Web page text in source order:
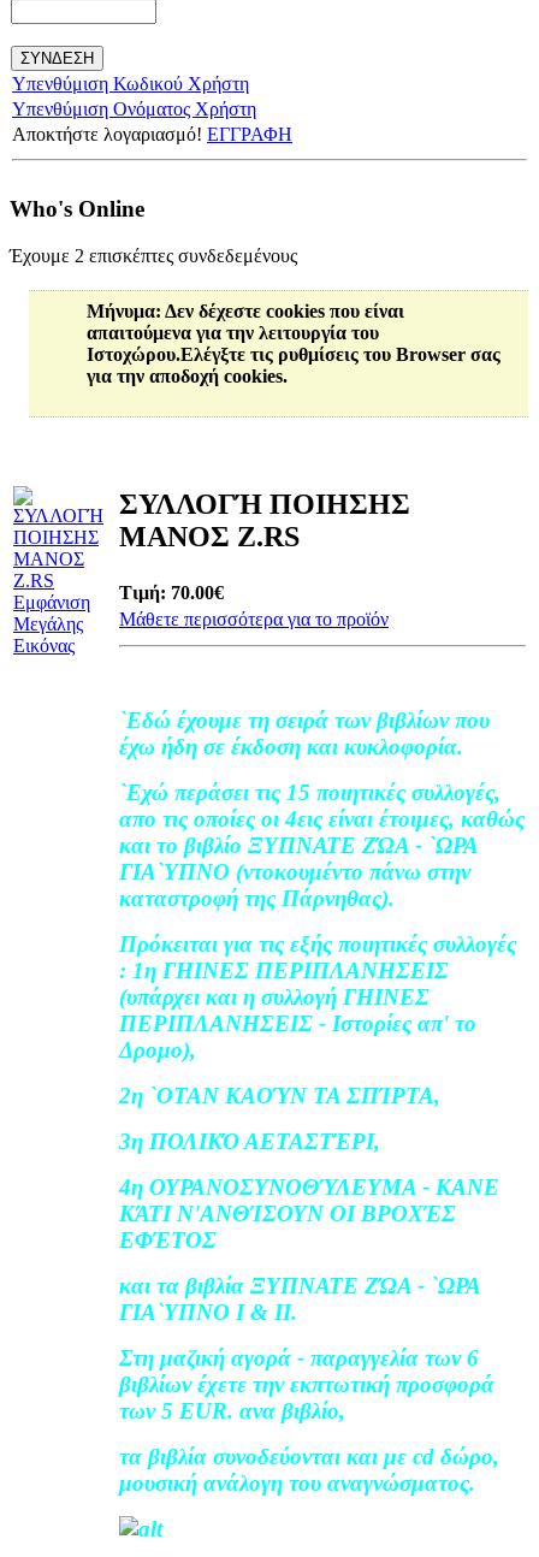
Υπενθύμιση Κωδικού Χρήστη
Υπενθύμιση Ονόματος Χρήστη
Αποκτήστε λογαριασμό! ΕΓΓΡΑΦΗ
Who's Online
Έχουμε 2 επισκέπτες συνδεδεμένους
Μήνυμα: Δεν δέχεστε cookies που είναι
απαιτούμενα για την λειτουργία του
Ιστοχώρου.Ελέγξτε τις ρυθμίσεις του Browser σας
για την αποδοχή cookies.
Εμφάνιση
Μεγάλης
Εικόνας
ΣΥΛΛΟΓΉ ΠΟΙΗΣΗΣ
ΜΑΝΟΣ Ζ.RS
Τιμή: 70.00€
Μάθετε περισσότερα για το προϊόν
`Εδώ έχουμε τη σειρά των βιβλίων που
έχω ήδη σε έκδοση και κυκλοφορία.
`Εχώ περάσει τις 15 ποιητικές συλλογές,
απο τις οποίες οι 4εις είναι έτοιμες, καθώς
και το βιβλίο ΞΥΠΝΑΤΕ ΖΏΑ - `ΩΡΑ
ΓΙΑ`ΥΠΝΟ (ντοκουμέντο πάνω στην
καταστροφή της Πάρνηθας).
Πρόκειται για τις εξής ποιητικές συλλογές
: 1η ΓΗΙΝΕΣ ΠΕΡΙΠΛΑΝΗΣΕΙΣ
(υπάρχει και η συλλογή ΓΗΙΝΕΣ
ΠΕΡΙΠΛΑΝΗΣΕΙΣ - Ιστορίες απ' το
Δρομο),
2η `ΟΤΑΝ ΚΑΟΎΝ ΤΑ ΣΠΊΡΤΑ,
3η ΠΟΛΙΚΌ ΑΕΤΑΣΤΈΡΙ,
4η ΟΥΡΑΝΟΣΥΝΟΘΎΛΕΥΜΑ - ΚΑΝΕ
ΚΆΤΙ Ν'ΑΝΘΊΣΟΥΝ ΟΙ ΒΡΟΧΈΣ
ΕΦΈΤΟΣ
και τα βιβλία ΞΥΠΝΑΤΕ ΖΏΑ - `ΩΡΑ
ΓΙΑ`ΥΠΝΟ Ι & ΙΙ.
Στη μαζική αγορά - παραγγελία των 6
βιβλίων έχετε την εκπτωτική προσφορά
των 5 EUR. ανα βιβλίο,
τα βιβλία συνοδεύονται και με cd δώρο,
μουσική ανάλογη του αναγνώσματος.